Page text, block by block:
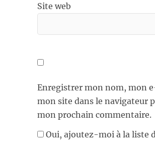
Site web
Enregistrer mon nom, mon
mon site dans le navigateur
mon prochain commentaire.
Oui, ajoutez-moi à la liste